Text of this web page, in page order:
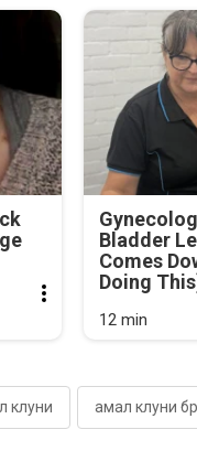
Bladder
Comes
Doing
12 min
клуни амал клуни